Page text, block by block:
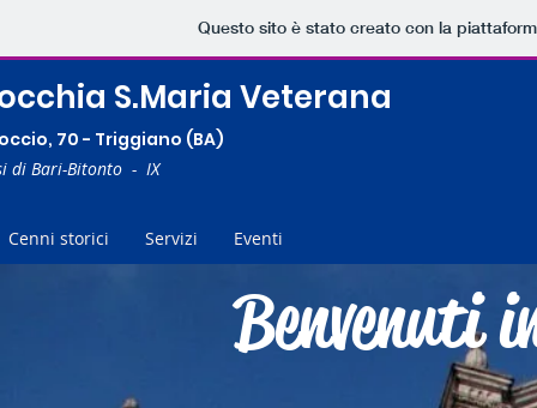
Questo sito è stato creato con la
S.Maria Veterana
70 - Triggiano (BA)
di Bari-Bitonto - IX
Cenni storici Servizi Eventi
Benvenuti